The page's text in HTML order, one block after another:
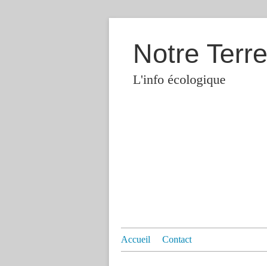
Notre Terre
L'info écologique
Accueil Contact